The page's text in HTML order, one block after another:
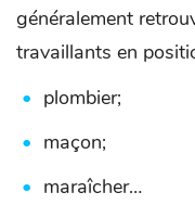
généralement
travaillants en
plombier;
maçon;
maraîcher…